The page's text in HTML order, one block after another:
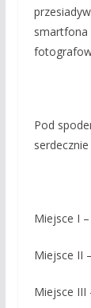
smartfona
Pod
Miejsce I
Miejsce II
Miejsce III